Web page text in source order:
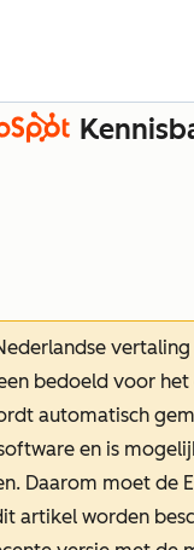
bedoeld voor
automatisch
en is
Daarom moet de
artikel worden